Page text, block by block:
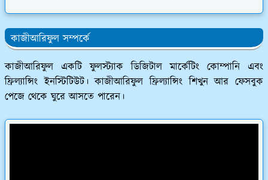
কাজীআরিফুল সম্পর্কে
কাজীআরিফুল একটি ফুলস্ট্যাক ডিজিটাল মার্কেটিং কোম্পানি এবং
ফ্রিল্যান্সিং ইনস্টিটিউট। কাজীআরিফুল ফ্রিল্যান্সিং শিখুন আর ফেসবুক
পেজে থেকে ঘুরে আসতে পারেন।